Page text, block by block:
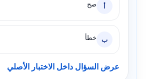
أ صح
ب خطأ
عرض السؤال داخل الاختبار الأصلي